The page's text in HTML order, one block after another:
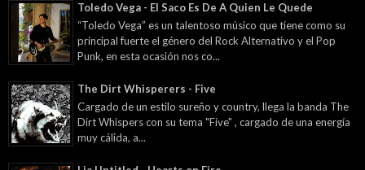
Toledo Vega - El Saco Es De A Quien Le Quede
“Toledo Vega” es un talentoso músico que tiene como su
principal fuerte el género del Rock Alternativo y el Pop
Punk, en esta ocasión nos co...
The Dirt Whisperers - Five
Cargado de un estilo sureño y country, llega la banda The
Dirt Whispers con su tema "Five" , cargado de una energía
muy cálida, a...